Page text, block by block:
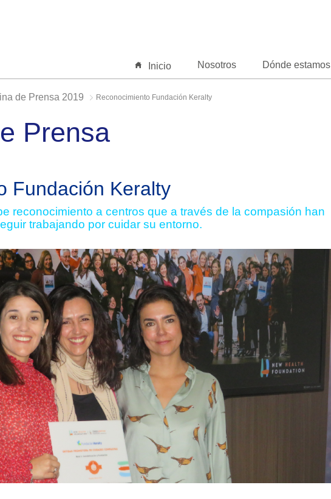
Inicio Nosotros Dónde estamos
de Prensa 2019 Reconocimiento Fundación Keralty
Prensa
Fundación Keralty
reconocimiento a centros que a través de la compasión han
trabajando por cuidar su entorno.